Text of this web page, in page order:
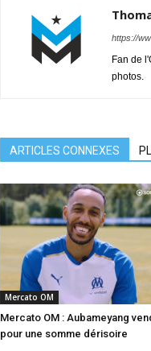
https://
Fan de
photos.
ARTICLES CONNEXES
Mercato OM
Mercato OM : Aubameyang
pour une somme dérisoire